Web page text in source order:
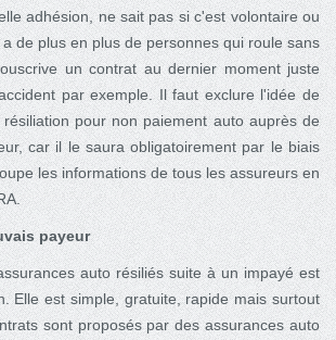
adhésion, ne sait pas si c'est volontaire ou
de plus en plus de personnes qui roule sans
un contrat au dernier moment juste
par exemple. Il faut exclure l'idée de
pour non paiement auto auprès de
car il le saura obligatoirement par le biais
les informations de tous les assureurs en
payeur
auto résiliés suite à un impayé est
Elle est simple, gratuite, rapide mais surtout
sont proposés par des assurances auto